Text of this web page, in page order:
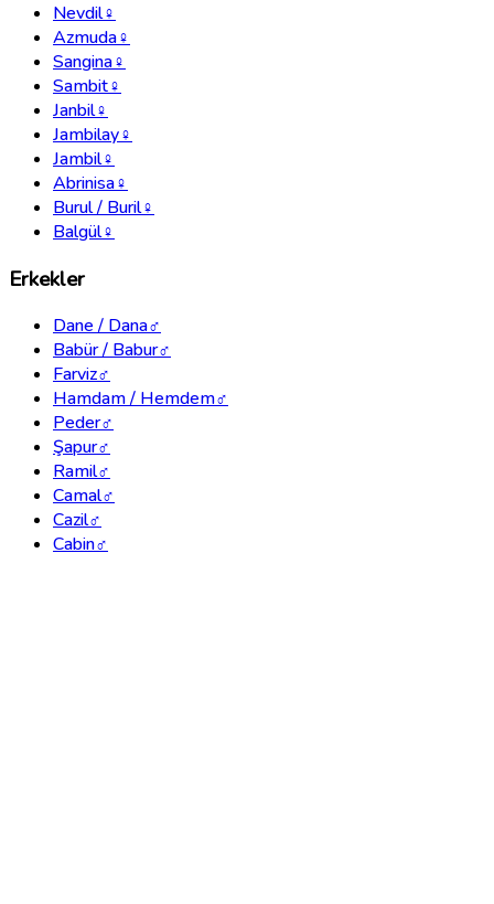
Nevdil♀
Azmuda♀
Sangina♀
Sambit♀
Janbil♀
Jambilay♀
Jambil♀
Abrinisa♀
Burul / Buril♀
Balgül♀
Erkekler
Dane / Dana♂
Babür / Babur♂
Farviz♂
Hamdam / Hemdem♂
Peder♂
Şapur♂
Ramil♂
Camal♂
Cazil♂
Cabin♂